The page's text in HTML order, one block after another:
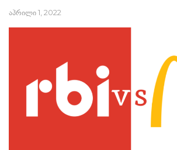
აპრილი 1, 2022